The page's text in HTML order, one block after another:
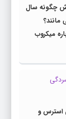
چگونه سال
مانند؟
میکروب
استرس و